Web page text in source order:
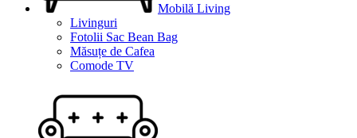
Mobilă Living
Livinguri
Fotolii Sac Bean Bag
Măsuțe de Cafea
Comode TV